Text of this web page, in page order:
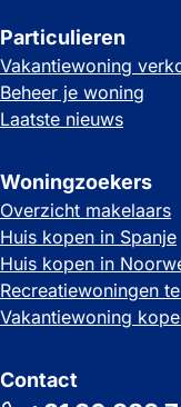
Particulieren
Vakantiewoning
Beheer je woning
Laatste nieuws
Woningzoekers
Overzicht makelaars
Huis kopen in Spanje
Huis kopen in
Recreatiewoningen
Vakantiewoning
Contact